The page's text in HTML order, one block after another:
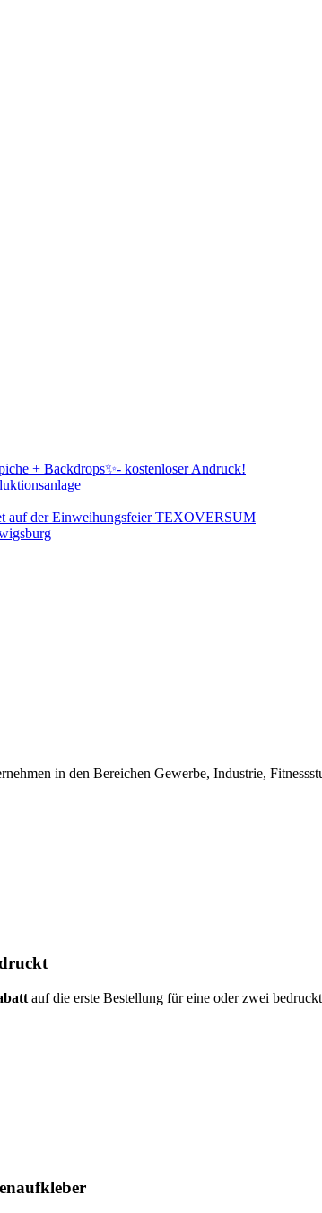
+ Backdrops✨- kostenloser Andruck!
auf der Einweihungsfeier TEXOVERSUM
in den Bereichen Gewerbe, Industrie,
auf die erste Bestellung für eine oder zwei